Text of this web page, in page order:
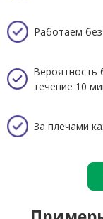
Работаем
Вероятность
течение 10
За плечами